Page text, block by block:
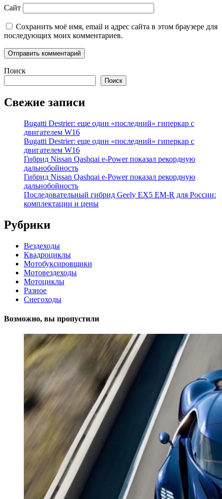
Сайт
Сохранить моё имя, email и адрес сайта в этом браузере для
последующих моих комментариев.
Поиск
Поиск
Свежие записи
Bugatti Destrier: еще один «последний» гиперкар с
двигателем W16
Bugatti Destrier: еще один «последний» гиперкар с
двигателем W16
Гибрид Nissan Qashqai e-Power показал рекордную
дальнобойность
Гибрид Nissan Qashqai e-Power показал рекордную
дальнобойность
Последовательный гибрид Geely EX5 EM-R для России:
комплектации и цены
Рубрики
Вездеходы
Квадроциклы
Мотобуксировщики
Мотовездеходы
Мотоциклы
Разное
Снегоходы
Возможно, вы пропустили